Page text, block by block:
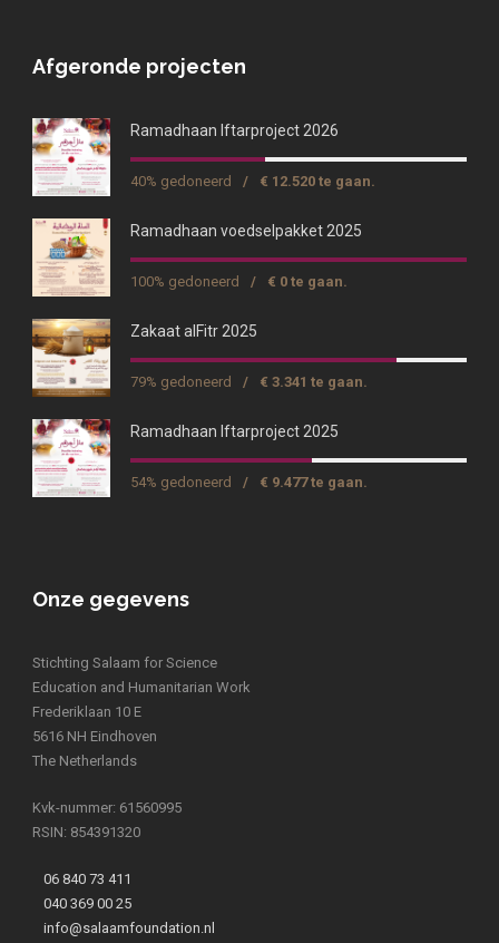
Afgeronde projecten
Ramadhaan Iftarproject 2026
40% gedoneerd / € 12.520 te gaan.
Ramadhaan voedselpakket 2025
100% gedoneerd / € 0 te gaan.
Zakaat alFitr 2025
79% gedoneerd / € 3.341 te gaan.
Ramadhaan Iftarproject 2025
54% gedoneerd / € 9.477 te gaan.
Onze gegevens
Stichting Salaam for Science
Education and Humanitarian Work
Frederiklaan 10 E
5616 NH Eindhoven
The Netherlands
Kvk-nummer: 61560995
RSIN: 854391320
06 840 73 411
040 369 00 25
info@salaamfoundation.nl